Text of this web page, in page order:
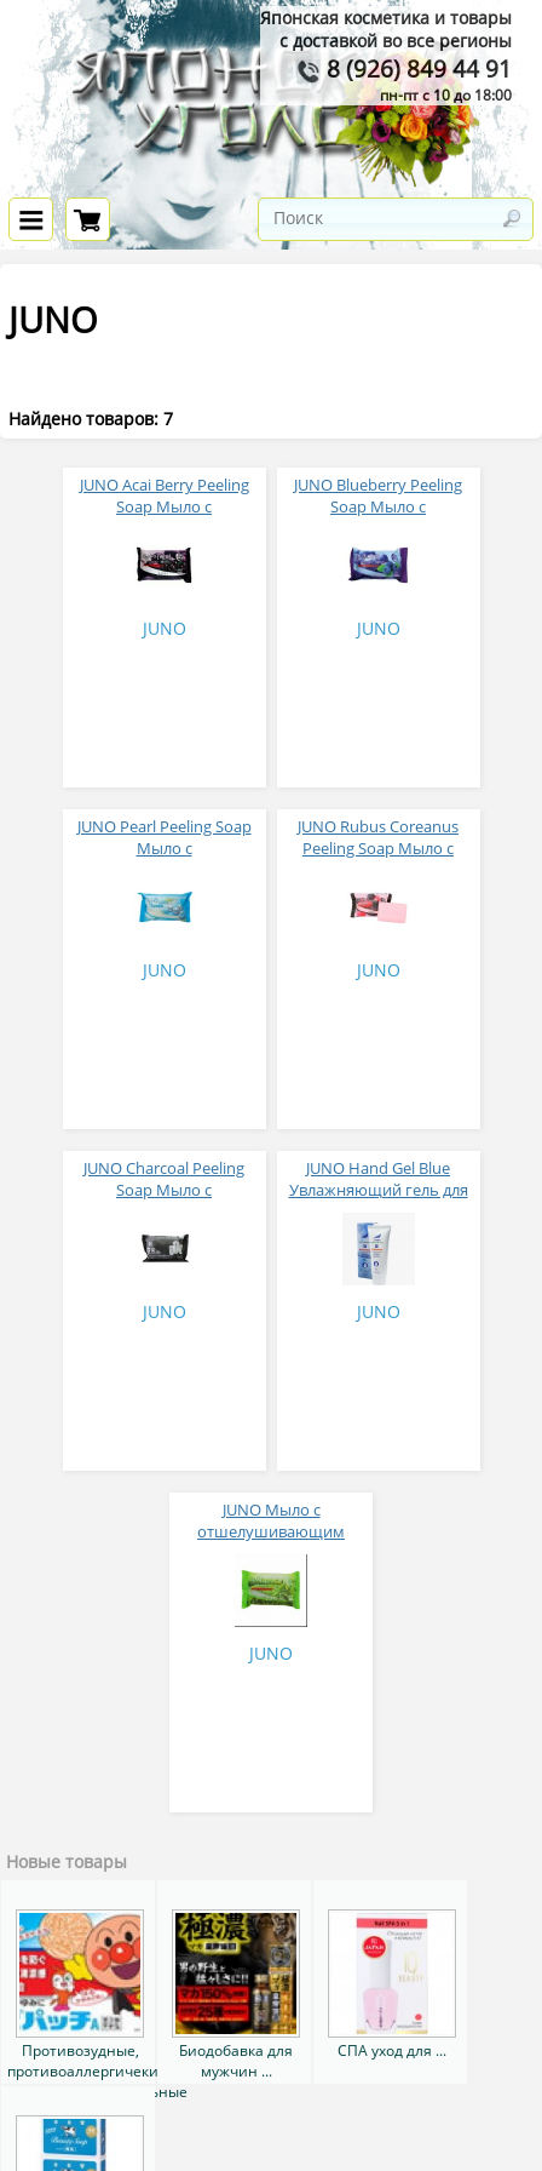
Японская косметика и товары
с доставкой во все регионы
8 (926) 849 44 91
пн-пт с 10 до 18:00
JUNO
Найдено товаров: 7
JUNO Acai Berry Peeling
Soap Мыло с
эффектом с асаи 150 г
JUNO
JUNO Blueberry Peeling
Soap Мыло с
эффектом с черникой
150 г
JUNO
JUNO Pearl Peeling Soap
Мыло с
эффектом с жемчугом
150 г
JUNO
JUNO Rubus Coreanus
Peeling Soap Мыло с
эффектом с малиной 150
г
JUNO
JUNO Charcoal Peeling
Soap Мыло с
эффектом с углем 150 г
JUNO
JUNO Hand Gel Blue
Увлажняющий гель для
антибактериальным
эффектом 100 мл
JUNO
JUNO Мыло с
отшелушивающим
эффектом с зеленым
чаем 150 г
JUNO
Новые товары
Противозудные,
противоаллергичекие,
противовосполительные
...
Биодобавка для
мужчин ...
СПА уход для ...